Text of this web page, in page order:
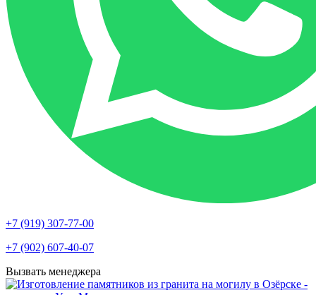
+7 (919) 307-77-00
+7 (902) 607-40-07
Вызвать менеджера